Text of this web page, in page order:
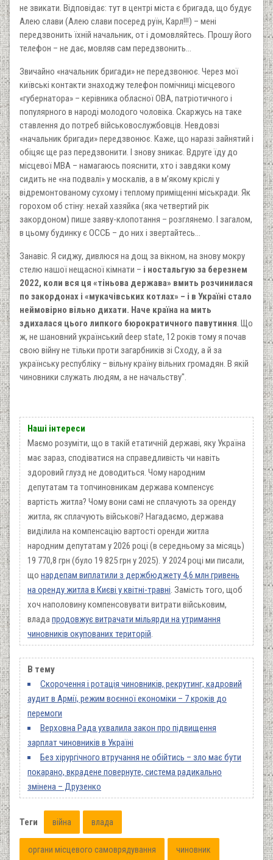
не звикати. Відповідає: тут в центрі міста є бригада, що будує
Алею слави (Алею слави посеред руїн, Карл!!!) – мені
передзвонить їхній начальник, от і домовляйтесь. Прошу його
телефон – не дає, мовляв сам передзвонить…
Звичайно «начальник бригади» не передзвонює. Через мої
київські контакти знаходжу телефон помічниці місцевого
«губернатора» – керівника обласної ОВА, патріотичного і
популярного в народі молодого чоловіка. Скаржусь на таке
ставлення до потреб військовослужбовців. Невдовзі
«начальник бригади» передзвонює. Каже, що наразі зайнятий і
обіцяє ще раз передзвонити. І знову зникає. Вдруге їду до
місцевої МВА – намагаюсь пояснити, хто і завдяки кому
сидить не «на подвалі» у москалів, а в мʼякому кріслі у
відремонтованому сухому і теплому приміщенні міськради. Як
горохом об стіну: нехай хазяйка (яка четвертий рік
закордоном) пише заяву-клопотання – розглянемо. І загалом,
в цьому будинку є ОССБ – до них і звертайтесь…
Занавіс. Я сиджу, дивлюся на дощ за вікном, на знову мокру
стелю нашої нещасної кімнати – і ностальгую за березнем
2022, коли вся ця «тіньова держава» вмить розчинилася
по закордонах і «мукачівських котлах» – і в Україні стало
неймовірно вільно дихати. Наче країна на мить
здихалася цього липкого бюрократичного павутиння. Що
ж, не шановний український deep state, 12 років тому я почав
свою війну не тільки проти загарбників зі Сходу, а й за
українську республіку – вільну країну вільних громадян. В якій
чиновники служать людям, а не начальству".
Наші інтереси
Маємо розуміти, що в такій етатичній державі, яку Україна
має зараз, сподіватися на справедливість чи навіть
здоровий глузд не доводиться. Чому народним
депутатам та топчиновникам держава компенсує
вартість житла? Чому вони самі не сплачують за оренду
житла, як сплачують військові? Нагадаємо, держава
виділила на компенсацію вартості оренди житла
народним депутатам у 2026 році (в середньому за місяць)
19 770,8 грн (було 19 825 грн у 2025). У 2024 році ми писали,
що нардепам виплатили з держбюджету 4,6 млн гривень
на оренду житла в Києві у квітні-травні. Замість того, щоб
хоч наполовину компенсовувати витрати військовим,
владапродовжує витрачати мільярди на утримання
чиновників окупованих територій.
В тему
Скорочення і ротація чиновників, рекрутинг, кадровий
аудит в Армії, режим воєнної економіки – 7 кроків до
перемоги
Верховна Рада ухвалила закон про підвищення
зарплат чиновників в Україні
Без хірургічного втручання не обійтись – зло має бути
покарано, вкрадене повернуте, система радикально
змінена – Друзенко
Теги війна влада
органи місцевого самоврядування чиновник